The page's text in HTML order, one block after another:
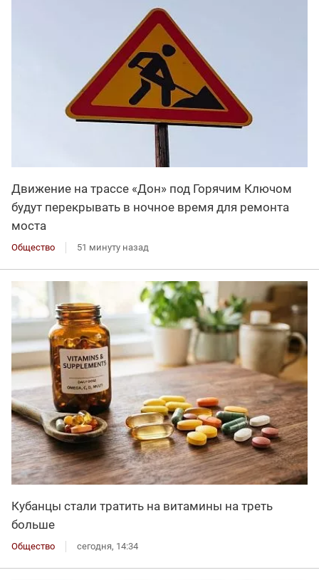
Движение на трассе «Дон» под Горячим Ключом
будут перекрывать в ночное время для ремонта
моста
Общество 51 минуту назад
Кубанцы стали тратить на витамины на треть
больше
Общество сегодня, 14:34